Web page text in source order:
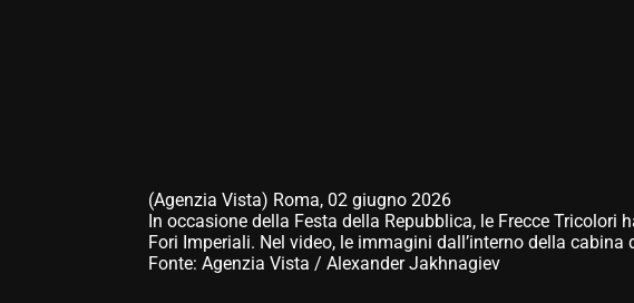
(Agenzia Vista) Roma, 02 giugno 2026
In occasione della Festa della Repubblica, le Frecce Tricolori
Fori Imperiali. Nel video, le immagini dall’interno della cabina
Fonte: Agenzia Vista / Alexander Jakhnagiev